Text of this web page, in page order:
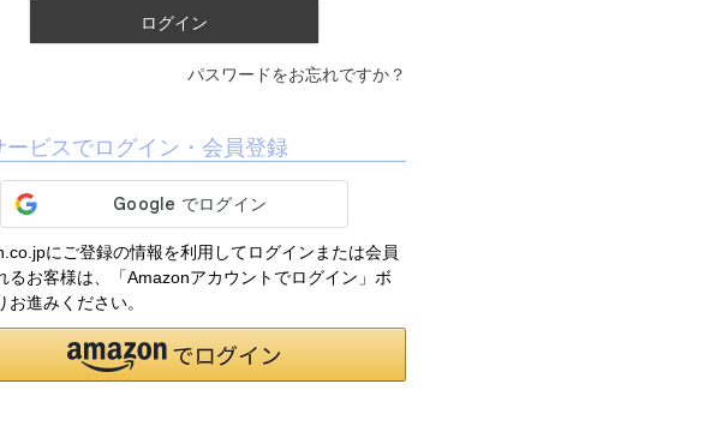
ログイン
パスワードをお忘れですか？
ービスでログイン・会員登録
にご登録の情報を利用してログインまたは会員
るお客様は、「Amazonアカウントでログイン」ボ
お進みください。